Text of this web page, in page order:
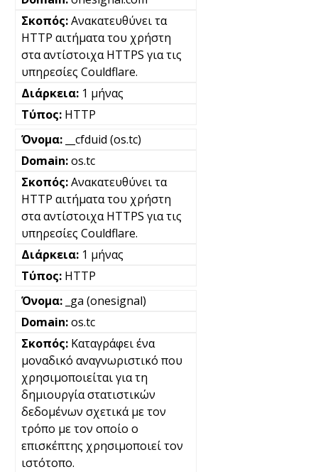
Ανακατευθύνει τα
HTTP αιτήματα του χρήστη
στα αντίστοιχα HTTPS για τις
υπηρεσίες Couldflare.
1 μήνας
HTTP
__cfduid (os.tc)
os.tc
Ανακατευθύνει τα
HTTP αιτήματα του χρήστη
στα αντίστοιχα HTTPS για τις
υπηρεσίες Couldflare.
1 μήνας
HTTP
_ga (onesignal)
os.tc
Καταγράφει ένα
μοναδικό αναγνωριστικό που
χρησιμοποιείται για τη
δημιουργία στατιστικών
δεδομένων σχετικά με τον
τρόπο με τον οποίο ο
επισκέπτης χρησιμοποιεί τον
ιστότοπο.